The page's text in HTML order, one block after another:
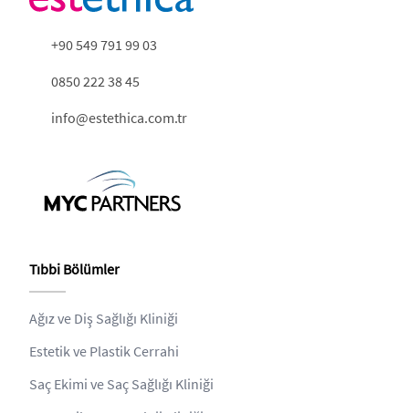
+90 549 791 99 03
0850 222 38 45
info@estethica.com.tr
Tıbbi Bölümler
Ağız ve Diş Sağlığı Kliniği
Estetik ve Plastik Cerrahi
Saç Ekimi ve Saç Sağlığı Kliniği